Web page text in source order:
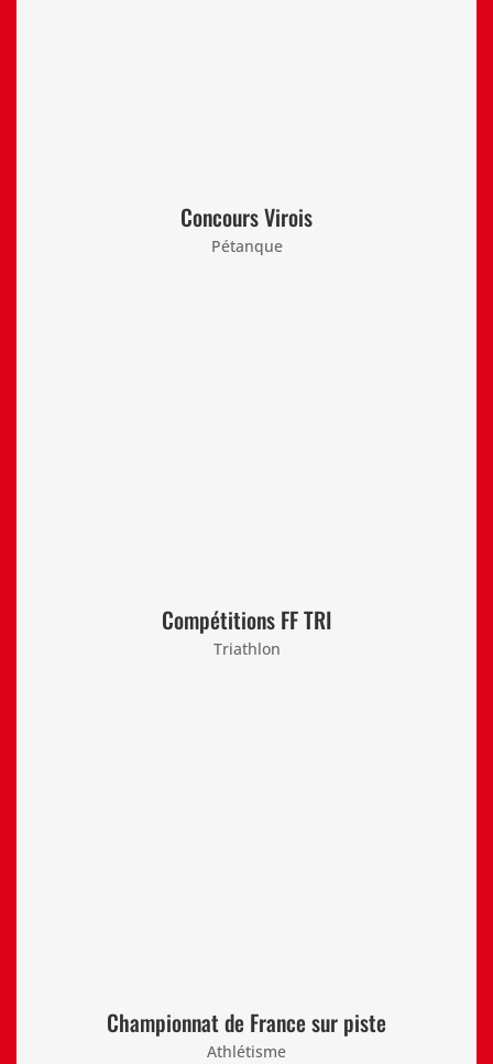
Concours Virois
Pétanque
Compétitions FF TRI
Triathlon
Championnat de France sur piste
Athlétisme